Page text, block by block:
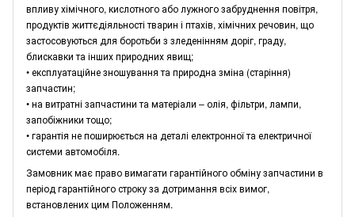
впливу хімічного, кислотного або лужного забруднення повітря,
продуктів життєдіяльності тварин і птахів, хімічних речовин, що
застосовуються для боротьби з зледенінням доріг, граду,
блискавки та інших природних явищ;
• експлуатаційне зношування та природна зміна (старіння)
запчастин;
• на витратні запчастини та матеріали – олія, фільтри, лампи,
запобіжники тощо;
• гарантія не поширюється на деталі електронної та електричної
системи автомобіля.
Замовник має право вимагати гарантійного обміну запчастини в
період гарантійного строку за дотримання всіх вимог,
встановлених цим Положенням.